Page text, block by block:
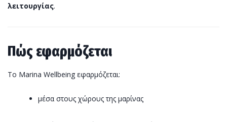
λειτουργίας.
Πώς εφαρμόζεται
Το Marina Wellbeing εφαρμόζεται:
μέσα στους χώρους της μαρίνας